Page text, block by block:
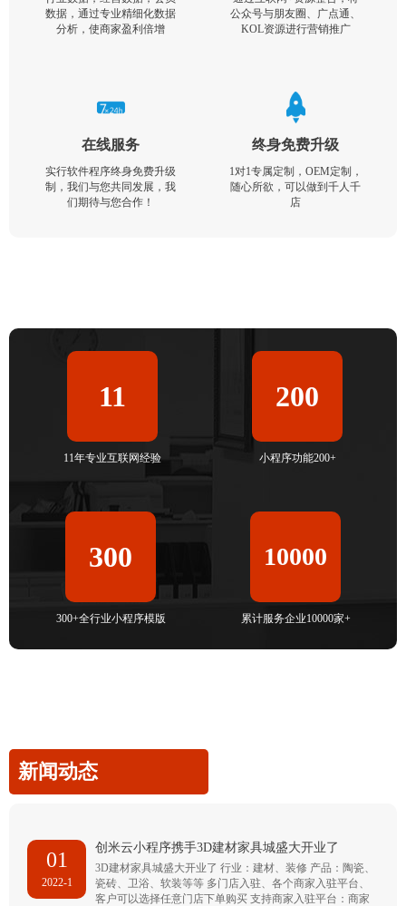
数据，通过专业精细化数据
分析，使商家盈利倍增
公众号与朋友圈、广点通、
KOL资源进行营销推广
在线服务
实行软件程序终身免费升级
制，我们与您共同发展，我
们期待与您合作！
终身免费升级
1对1专属定制，OEM定制，
随心所欲，可以做到千人千
店
11
11年专业互联网经验
200
小程序功能200+
300
300+全行业小程序模版
10000
累计服务企业10000家+
新闻动态
01
2022-1
创米云小程序携手3D建材家具城盛大开业了
3D建材家具城盛大开业了 行业：建材、装修 产品：陶瓷、
瓷砖、卫浴、软装等等 多门店入驻、各个商家入驻平台、
客户可以选择任意门店下单购买 支持商家入驻平台：商家